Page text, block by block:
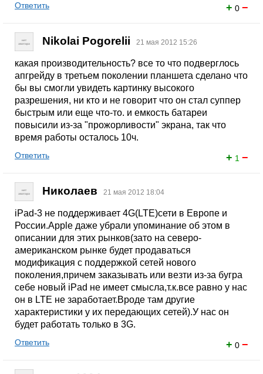
+ 0 −
Ответить
Nikolai Pogorelii 21 мая 2012 15:26
какая производительность? все то что подверглось
апгрейду в третьем поколении планшета сделано что
бы вы смогли увидеть картинку высокого
разрешения, ни кто и не говорит что он стал суппер
быстрым или еще что-то. и емкость батареи
повысили из-за "прожорливости" экрана, так что
время работы осталось 10ч.
+ 1 −
Ответить
Николаев 21 мая 2012 18:04
iPad-3 не поддерживает 4G(LTE)сети в Европе и
России.Apple даже убрали упоминание об этом в
описании для этих рынков(зато на северо-
американском рынке будет продаваться
модификация с поддержкой сетей нового
поколения,причем заказывать или везти из-за бугра
себе новый iPad не имеет смысла,т.к.все равно у нас
он в LTE не заработает.Вроде там другие
характеристики у их передающих сетей).У нас он
будет работать только в 3G.
+ 0 −
Ответить